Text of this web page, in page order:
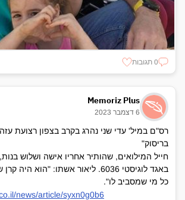
0 תגובות
Memoriz Plus
6 דצמבר 2023
רס"ם במיל' עדי שני נהרג בקרב בצפון רצועת
בריסוק"
חייל המילואים, שהותיר אחריו אישה ושלוש
באגד לוגיסטי 6036. ליאור אשתו:
כל מי שמסביב לו".
news/article/syxn0g0b6